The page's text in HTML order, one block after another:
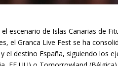
escenario de Islas Canarias de
el Granca Live Fest se ha
el destino España, siguiendo los